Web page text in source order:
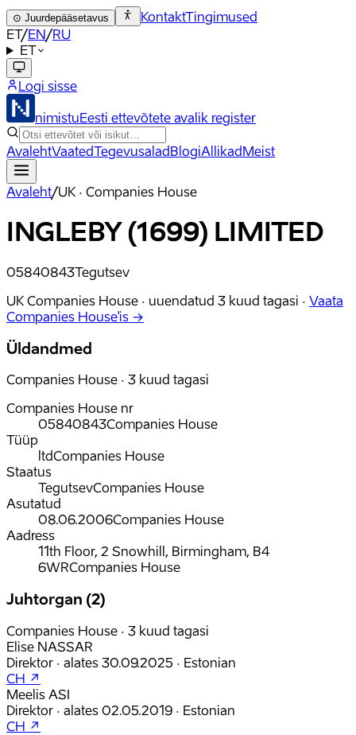
⊙ Juurdepääsetavus KontaktTingimused
ET/EN/RU
ET
Logi sisse
nimistuEesti ettevõtete avalik register
AvalehtVaatedTegevusaladBlogiAllikadMeist
Avaleht/UK · Companies House
INGLEBY (1699) LIMITED
05840843Tegutsev
UK Companies House · uuendatud 3 kuud tagasi · Vaata
Companies House'is →
Üldandmed
Companies House · 3 kuud tagasi
Companies House nr
05840843Companies House
Tüüp
ltdCompanies House
Staatus
TegutsevCompanies House
Asutatud
08.06.2006Companies House
Aadress
11th Floor, 2 Snowhill, Birmingham, B4
6WRCompanies House
Juhtorgan (2)
Companies House · 3 kuud tagasi
Elise NASSAR
Direktor · alates 30.09.2025 · Estonian
CH ↗
Meelis ASI
Direktor · alates 02.05.2019 · Estonian
CH ↗